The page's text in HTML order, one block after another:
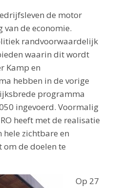
de motor
de economie.
randvoorwaardelijk
waarin dit wordt
Kamp en
hebben in de vorige
programma
ingevoerd. Voormalig
heeft met de realisatie
hele zichtbare en
om de doelen te
Op 27